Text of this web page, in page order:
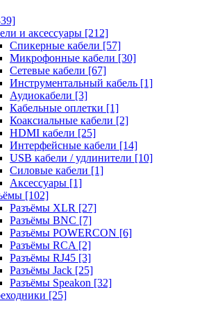
и аксессуары [212]
Спикерные кабели [57]
Микрофонные кабели [30]
Сетевые кабели [67]
Инструментальный кабель [1]
Аудиокабели [3]
Кабельные оплетки [1]
Коаксиальные кабели [2]
HDMI кабели [25]
Интерфейсные кабели [14]
USB кабели / удлинители [10]
Силовые кабели [1]
Аксессуары [1]
[102]
Разъёмы XLR [27]
Разъёмы BNC [7]
Разъёмы POWERCON [6]
Разъёмы RCA [2]
Разъёмы RJ45 [3]
Разъёмы Jack [25]
Разъёмы Speakon [32]
[25]